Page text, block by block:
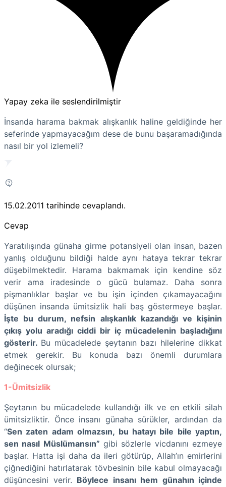
Yapay zeka ile seslendirilmiştir
İnsanda harama bakmak alışkanlık haline geldiğinde her
seferinde yapmayacağım dese de bunu başaramadığında
nasıl bir yol izlemeli?
15.02.2011 tarihinde cevaplandı.
Cevap
Yaratılışında günaha girme potansiyeli olan insan, bazen
yanlış olduğunu bildiği halde aynı hataya tekrar tekrar
düşebilmektedir. Harama bakmamak için kendine söz
verir ama iradesinde o gücü bulamaz. Daha sonra
pişmanlıklar başlar ve bu işin içinden çıkamayacağını
düşünen insanda ümitsizlik hali baş göstermeye başlar.
İşte bu durum, nefsin alışkanlık kazandığı ve kişinin
çıkış yolu aradığı ciddi bir iç mücadelenin başladığını
gösterir. Bu mücadelede şeytanın bazı hilelerine dikkat
etmek gerekir. Bu konuda bazı önemli durumlara
değinecek olursak;
1-Ümitsizlik
Şeytanın bu mücadelede kullandığı ilk ve en etkili silah
ümitsizliktir. Önce insanı günaha sürükler, ardından da
“Sen zaten adam olmazsın, bu hatayı bile bile yaptın,
sen nasıl Müslümansın” gibi sözlerle vicdanını ezmeye
başlar. Hatta işi daha da ileri götürüp, Allah’ın emirlerini
çiğnediğini hatırlatarak tövbesinin bile kabul olmayacağı
düşüncesini verir. Böylece insanı hem günahın içinde